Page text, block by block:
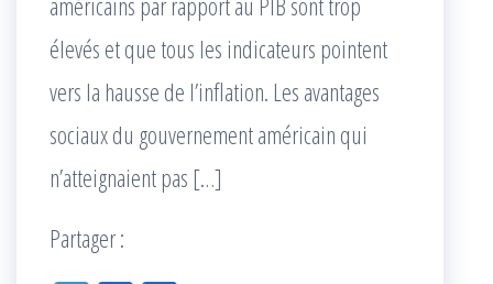
élevés et que tous les indicateurs pointent
vers la hausse de l’inflation. Les avantages
sociaux du gouvernement américain qui
n’atteignaient pas […]
Partager :